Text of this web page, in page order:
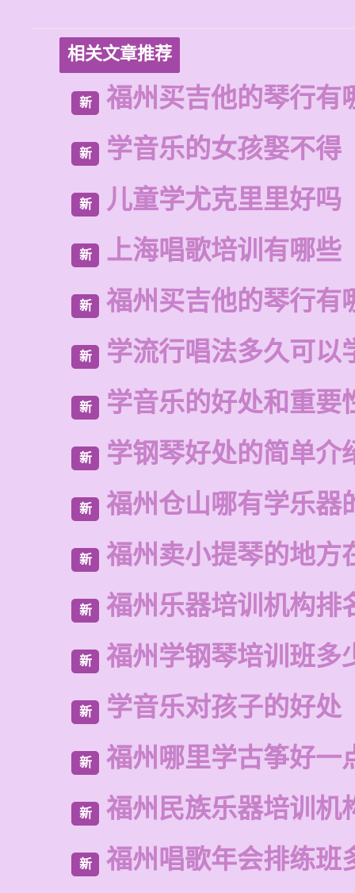
相关文章推荐
新 福州买吉他的琴行有
新 学音乐的女孩娶不得
新 儿童学尤克里里好吗
新 上海唱歌培训有哪些
新 福州买吉他的琴行有
新 学流行唱法多久可以
新 学音乐的好处和重要
新 学钢琴好处的简单介
新 福州仓山哪有学乐器
新 福州卖小提琴的地方
新 福州乐器培训机构排
新 福州学钢琴培训班多
新 学音乐对孩子的好处
新 福州哪里学古筝好一
新 福州民族乐器培训机
新 福州唱歌年会排练班